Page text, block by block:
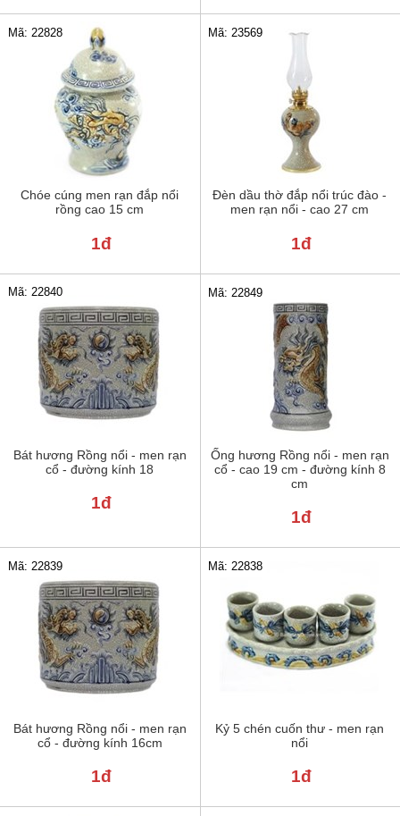
Chóe cúng men rạn đắp nổi
rồng cao 15 cm
Mã: 22828
1đ
Đèn dầu thờ đắp nổi trúc đào -
men rạn nổi - cao 27 cm
Mã: 23569
1đ
Bát hương Rồng nổi - men rạn
cổ - đường kính 18
Mã: 22840
1đ
Ống hương Rồng nổi - men rạn
cổ - cao 19 cm - đường kính 8
cm
Mã: 22849
1đ
Bát hương Rồng nổi - men rạn
cổ - đường kính 16cm
Mã: 22839
1đ
Kỷ 5 chén cuốn thư - men rạn
nổi
Mã: 22838
1đ